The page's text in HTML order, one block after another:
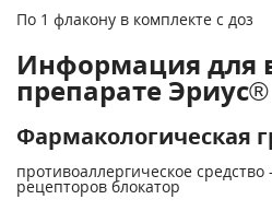
По 1 флакону в комплекте с доз
Информация для
препарате Эриус®
Фармакологическая
противоаллергическое
рецепторов блокатор